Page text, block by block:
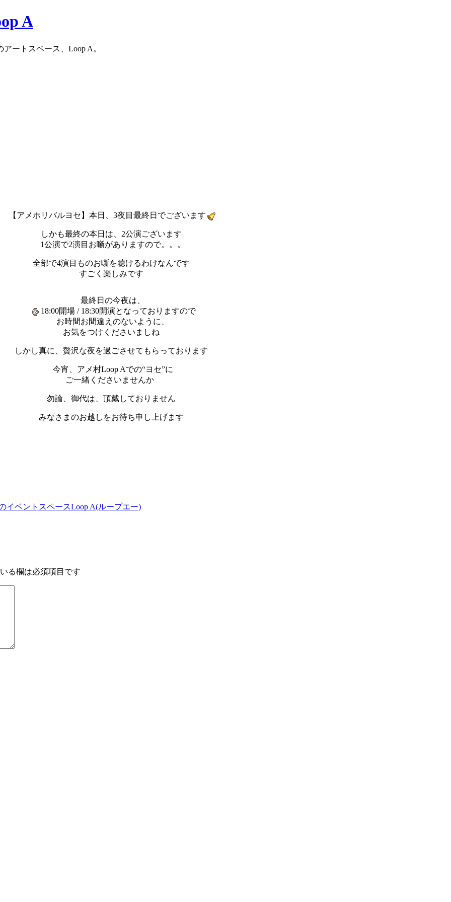
ートスペース、Loop A。
【アメホリバルヨセ】本日、3夜目最終日でございます
しかも最終の本日は、2公演ございます
1公演で2演目お噺がありますので。。。
全部で4演目ものお噺を聴けるわけなんです
すごく楽しみです
最終日の今夜は、
18:00開場 / 18:30開演となっておりますので
お時間お間違えのないように、
お気をつけくださいましね
しかし真に、贅沢な夜を過ごさせてもらっております
今宵、アメ村Loop Aでの“ヨセ”に
ご一緒くださいませんか
勿論、御代は、頂戴しておりません
みなさまのお越しをお待ち申し上げます
イベントスペースLoop A(ループエー)
る欄は必須項目です